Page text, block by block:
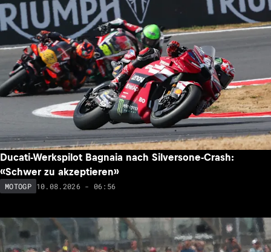
Ducati-Werkspilot Bagnaia nach Silversone-Crash:
«Schwer zu akzeptieren»
MOTOGP 10.08.2026 - 06:56